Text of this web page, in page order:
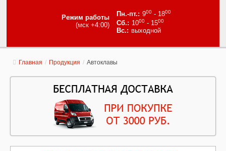
Режим работы
(мск +4:00)
900- 1800
1000- 1500
выходной
Главная / Продукция / Автоклавы